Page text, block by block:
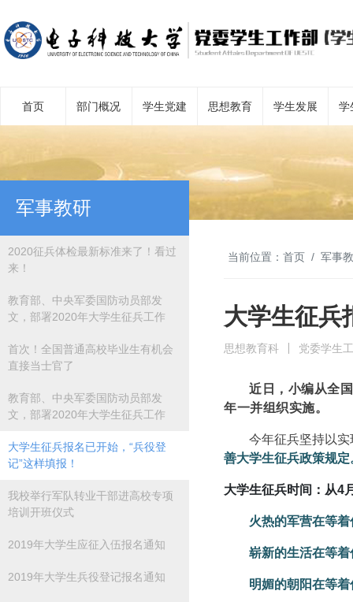
首页 部门概况 学生党建 思想教育 学生发展 学
军事教研
2020征兵体检最新标准来了！看过
来！
教育部、中央军委国防动员部发
文，部署2020年大学生征兵工作
首次！全国普通高校毕业生有机会
直接当士官了
教育部、中央军委国防动员部发
文，部署2020年大学生征兵工作
大学生征兵报名已开始，“兵役登
记”这样填报！
我校举行军队转业干部进高校专项
培训开班仪式
2019年大学生应征入伍报名通知
2019年大学生兵役登记报名通知
当前位置： 首页 军事
大学生征兵
思想教育科 党委学生
近日，小编从全
年一并组织实施。
今年征兵坚持以
善大学生征兵政策规定
大学生征兵时间： 从4
火热的军营在等着
崭新的生活在等着
明媚的朝阳在等着